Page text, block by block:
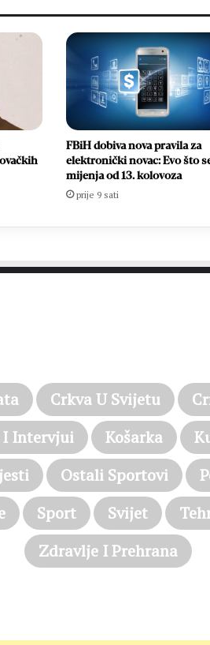
FBiH dobiva nova pravila za
elektronički novac: Evo što
mijenja od 13. kolovoza
prije 9 sati
Crkva U Svijetu
I Intervjui Košarka
Ostali Sportovi
Sport Svijet
Zdravlje I Prehrana